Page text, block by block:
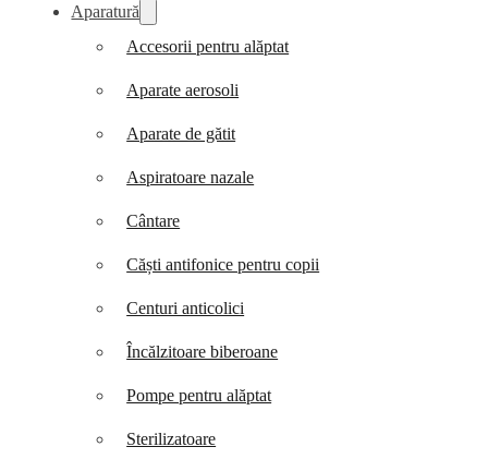
Aparatură
Accesorii pentru alăptat
Aparate aerosoli
Aparate de gătit
Aspiratoare nazale
Cântare
Căști antifonice pentru copii
Centuri anticolici
Încălzitoare biberoane
Pompe pentru alăptat
Sterilizatoare